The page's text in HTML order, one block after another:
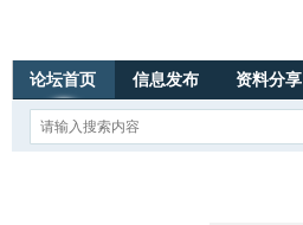
论坛首页 信息发布 资料分享